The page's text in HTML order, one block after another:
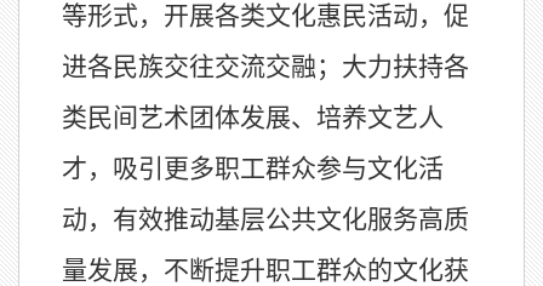
等形式，开展各类文化惠民活动，促
进各民族交往交流交融；大力扶持各
类民间艺术团体发展、培养文艺人
才，吸引更多职工群众参与文化活
动，有效推动基层公共文化服务高质
量发展，不断提升职工群众的文化获